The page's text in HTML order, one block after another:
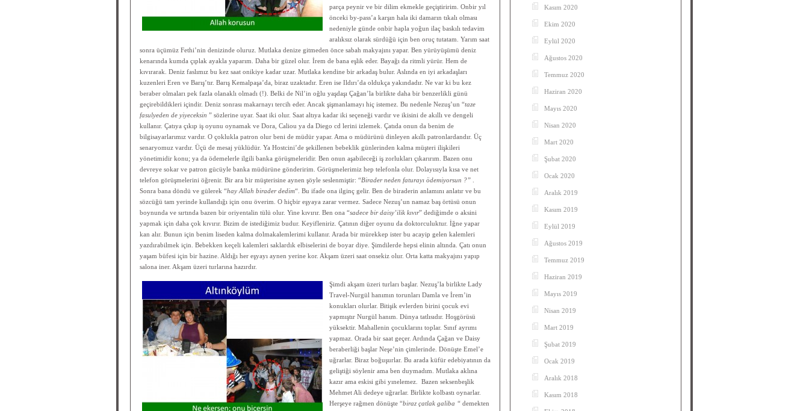
parça peynir ve bir dilim ekmekle geçiştiririm. Onbir yıl
önceki by-pass’a karşın hala iki damarın tıkalı olması
nedeniyle günde onbir hapla yoğun ilaç baskılı tedavim
aralıksız olarak sürdüğü için ben oruç tutatam. Yarım saat
sonra üçümüz Fethi’nin denizinde oluruz. Mutlaka denize gitmeden önce sabah makyajını yapar. Ben yürüyüşümü deniz
kenarında kumda çıplak ayakla yaparım. Daha bir güzel olur. İrem de bana eşlik eder. Bayağı da ritmli yürür. Hem de
kıvırarak. Deniz faslımız bu kez saat onikiye kadar uzar. Mutlaka kendine bir arkadaş bulur. Aslında en iyi arkadaşları
kuzenleri Eren ve Barış’tır. Barış Kemalpaşa’da, biraz uzaktadır. Eren ise Ildırı’da oldukça yakındadır. Ne var ki bu kez
beraber olmaları pek fazla olanaklı olmadı (!). Belki de Nil’in oğlu yaşdaşı Çağan’la birlikte daha bir benzerlikli günü
geçirebildikleri içindir. Deniz sonrası makarnayı tercih eder. Ancak şişmanlamayı hiç istemez. Bu nedenle Nezuş’un “taze
fasulyeden de yiyeceksin ” sözlerine uyar. Saat iki olur. Saat altıya kadar iki seçeneği vardır ve ikisini de akıllı ve dengeli
kullanır. Çatıya çıkıp iş oyunu oynamak ve Dora, Caliou ya da Diego cd lerini izlemek. Çatıda onun da benim de
bilgisayarlarımız vardır. O çoklukla patron olur beni de müdür yapar. Ama o müdürünü dinleyen akıllı patronlardandır. Üç
senaryomuz vardır. Üçü de mesaj yüklüdür. Ya Hostcini’de şekillenen bebeklik günlerinden kalma müşteri ilişkileri
yönetimidir konu; ya da ödemelerle ilgili banka görüşmeleridir. Ben onun aşabileceği iş zorlukları çıkarırım. Bazen onu
devreye sokar ve patron gücüyle banka müdürüne gönderirim. Görüşmelerimiz hep telefonla olur. Dolayısıyla kısa ve net
telefon görüşmelerini öğrenir. Bir ara bir müşterisine aynen şöyle seslenmiştir: “Birader neden faturayı ödemiyorsun ?”
Sonra bana döndü ve gülerek “hay Allah birader dedim“. Bu ifade ona ilginç gelir. Ben de biraderin anlamını anlatır ve bu
sözcüğü tam yerinde kullandığı için onu överim. O hiçbir eşyaya zarar vermez. Sadece Nezuş’un namaz baş örtüsü onun
boynunda ve sırtında bazen bir oriyentalin tülü olur. Yine kıvırır. Ben ona “sadece bir daisy’ilik kıvır” dediğimde o aksini
yapmak için daha çok kıvırır. Bizim de istediğimiz budur. Keyifleniriz. Çatının diğer oyunu da doktorculuktur. İğne yapar
kan alır. Bunun için benim liseden kalma dolmakalemlerimi kullanır. Arada bir mürekkep ister bu acayip gelen kalemleri
yazdırabilmek için. Bebekken keçeli kalemleri saklardık elbiselerini de boyar diye. Şimdilerde hepsi elinin altında. Çatı onun
yaşam büfesi için bir hazine. Aldığı her eşyayı aynen yerine kor. Akşam üzeri saat onsekiz olur. Orta katta makyajını yapıp
salona iner. Akşam üzeri turlarına hazırdır.
Şimdi akşam üzeri turları başlar. Nezuş’la birlikte Lady
Travel-Nurgül hanımın torunları Damla ve İrem’in
konukları olurlar. Bitişik evlerden birini çocuk evi
yapmıştır Nurgül hanım. Dünya tatlısıdır. Hoşgörüsü
yüksektir. Mahallenin çocuklarını toplar. Sınıf ayrımı
yapmaz. Orada bir saat geçer. Ardında Çağan ve Daisy
beraberliği başlar Neşe’nin çimlerinde. Dönüşte Emel’e
uğrarlar. Biraz boğuşurlar. Bu arada küfür edebiyatının da
geliştiği söylenir ama ben duymadım. Mutlaka aklına
kazır ama eskisi gibi yınelemez. Bazen seksenbeşlik
Mehmet Ali dedeye uğrarlar. Birlikte kolbastı oynarlar.
Herşeye rağmen dönüşte “biraz çatlak galiba “ demekten
Kasım 2020
Ekim 2020
Eylül 2020
Ağustos 2020
Temmuz 2020
Haziran 2020
Mayıs 2020
Nisan 2020
Mart 2020
Şubat 2020
Ocak 2020
Aralık 2019
Kasım 2019
Eylül 2019
Ağustos 2019
Temmuz 2019
Haziran 2019
Mayıs 2019
Nisan 2019
Mart 2019
Şubat 2019
Ocak 2019
Aralık 2018
Kasım 2018